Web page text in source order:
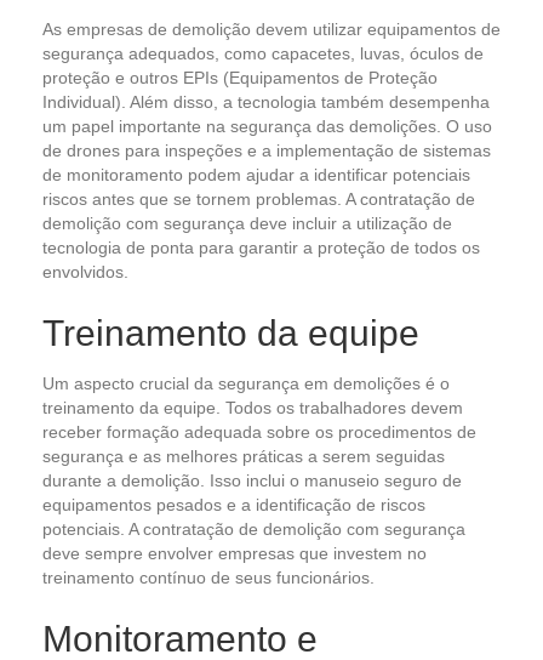
As empresas de demolição devem utilizar equipamentos de
segurança adequados, como capacetes, luvas, óculos de
proteção e outros EPIs (Equipamentos de Proteção
Individual). Além disso, a tecnologia também desempenha
um papel importante na segurança das demolições. O uso
de drones para inspeções e a implementação de sistemas
de monitoramento podem ajudar a identificar potenciais
riscos antes que se tornem problemas. A contratação de
demolição com segurança deve incluir a utilização de
tecnologia de ponta para garantir a proteção de todos os
envolvidos.
Treinamento da equipe
Um aspecto crucial da segurança em demolições é o
treinamento da equipe. Todos os trabalhadores devem
receber formação adequada sobre os procedimentos de
segurança e as melhores práticas a serem seguidas
durante a demolição. Isso inclui o manuseio seguro de
equipamentos pesados e a identificação de riscos
potenciais. A contratação de demolição com segurança
deve sempre envolver empresas que investem no
treinamento contínuo de seus funcionários.
Monitoramento e